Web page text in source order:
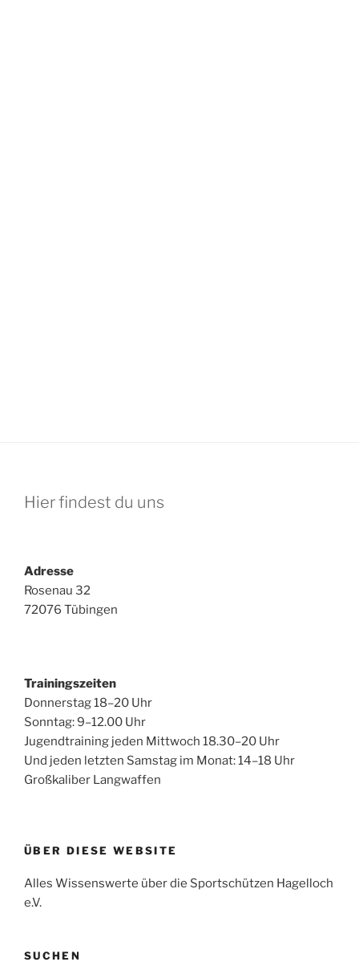
Hier findest du uns
Adresse
Rosenau 32
72076 Tübingen
Trainingszeiten
Donnerstag 18–20 Uhr
Sonntag: 9–12.00 Uhr
Jugendtraining jeden Mittwoch 18.30–20 Uhr
Und jeden letzten Samstag im Monat: 14–18 Uhr
Großkaliber Langwaffen
ÜBER DIESE WEBSITE
Alles Wissenswerte über die Sportschützen Hagelloch
e.V.
SUCHEN